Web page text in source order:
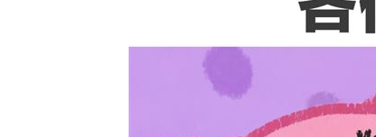
連續2場安打！ 林安可掃二壘打貢
歐洲避暑天堂失守！地中海熱到像溫
台灣彩券開獎直播中 20:31